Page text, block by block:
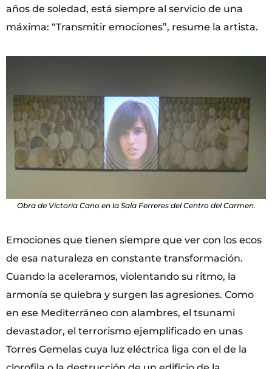
años de soledad, está siempre al servicio de una
máxima: “Transmitir emociones”, resume la artista.
Obra de Victoria Cano en la Sala Ferreres del Centro del Carmen.
Emociones que tienen siempre que ver con los ecos
de esa naturaleza en constante transformación.
Cuando la aceleramos, violentando su ritmo, la
armonía se quiebra y surgen las agresiones. Como
en ese Mediterráneo con alambres, el tsunami
devastador, el terrorismo ejemplificado en unas
Torres Gemelas cuya luz eléctrica liga con el de la